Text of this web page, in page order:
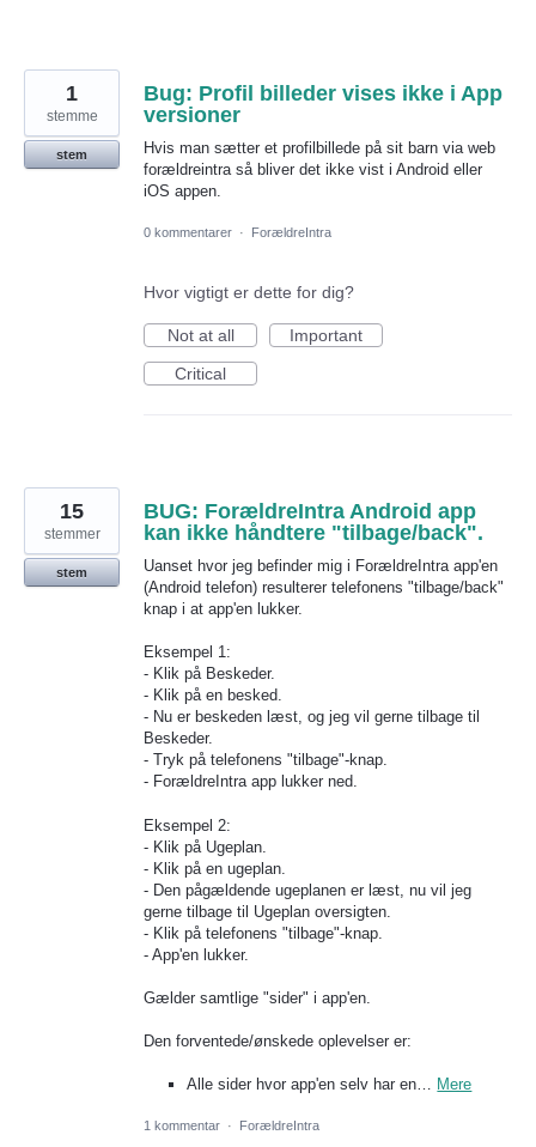
Bug: Profil billeder vises ikke i App
versioner
Hvis man sætter et profilbillede på sit barn via web
forældreintra så bliver det ikke vist i Android eller
iOS appen.
1
stemme
stem
0 kommentarer · ForældreIntra
Hvor vigtigt er dette for dig?
Not at all
Important
Critical
BUG: ForældreIntra Android app
kan ikke håndtere "tilbage/back".
Uanset hvor jeg befinder mig i ForældreIntra app'en
(Android telefon) resulterer telefonens "tilbage/back"
knap i at app'en lukker.
Eksempel 1:
- Klik på Beskeder.
- Klik på en besked.
- Nu er beskeden læst, og jeg vil gerne tilbage til
Beskeder.
- Tryk på telefonens "tilbage"-knap.
- ForældreIntra app lukker ned.
Eksempel 2:
- Klik på Ugeplan.
- Klik på en ugeplan.
- Den pågældende ugeplanen er læst, nu vil jeg
gerne tilbage til Ugeplan oversigten.
- Klik på telefonens "tilbage"-knap.
- App'en lukker.
Gælder samtlige "sider" i app'en.
Den forventede/ønskede oplevelser er:
Alle sider hvor app'en selv har en… Mere
15
stemmer
stem
1 kommentar · ForældreIntra